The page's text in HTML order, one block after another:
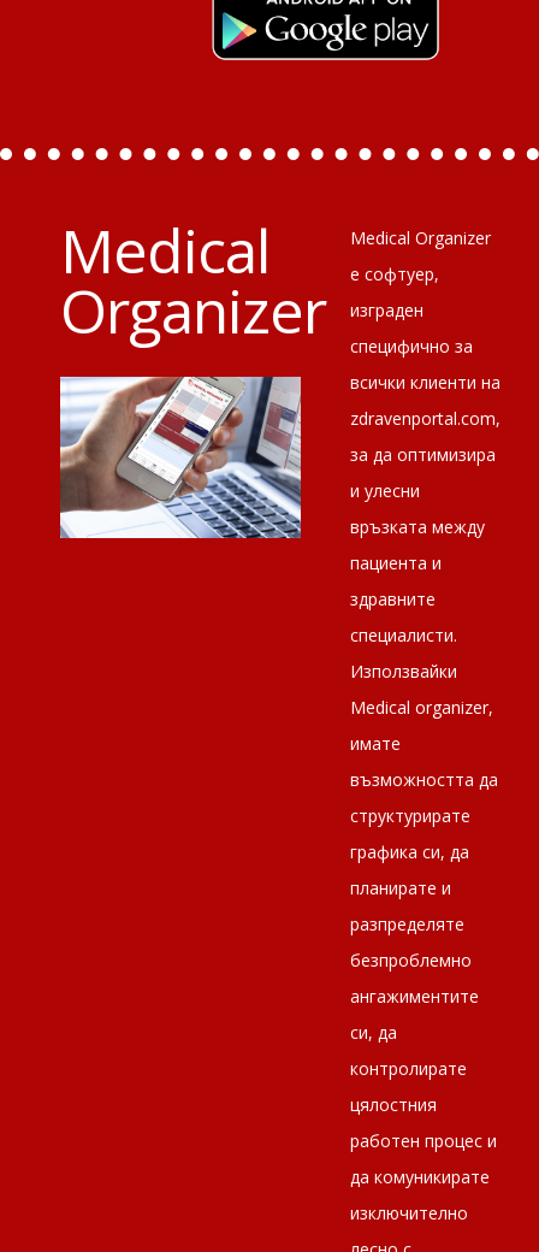
Medical
Organizer
Medical Organizer
е софтуер,
изграден
специфично за
всички клиенти на
zdravenportal.com,
за да оптимизира
и улесни
връзката между
пациента и
здравните
специалисти.
Използвайки
Medical оrganizer,
имате
възможността да
структурирате
графика си, да
планирате и
разпределяте
безпроблемно
ангажиментите
си, да
контролирате
цялостния
работен процес и
да комуникирате
изключително